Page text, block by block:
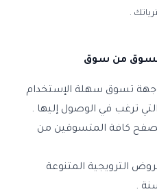
.
من سوق
تسوق سهلة الإستخدام
ترغب في الوصول إليها .
كافة المتسوقين من
الترويجية المتنوعة
.